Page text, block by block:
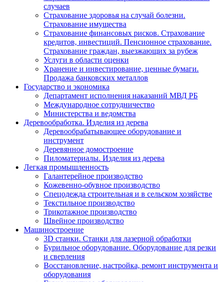
случаев
Страхование здоровья на случай болезни.
Страхование имущества
Страхование финансовых рисков. Страхование
кредитов, инвестиций. Пенсионное страхование.
Страхование граждан, выезжающих за рубеж
Услуги в области оценки
Хранение и инвестирование, ценные бумаги.
Продажа банковских металлов
Государство и экономика
Департамент исполнения наказаний МВД РБ
Международное сотрудничество
Министерства и ведомства
Деревообработка. Изделия из дерева
Деревообрабатывающее оборудование и
инструмент
Деревянное домостроение
Пиломатериалы. Изделия из дерева
Легкая промышленность
Галантерейное производство
Кожевенно-обувное производство
Спецодежда строительная и в сельском хозяйстве
Текстильное производство
Трикотажное производство
Швейное производство
Машиностроение
3D станки. Станки для лазерной обработки
Бурильное оборудование. Оборудование для резки
и сверления
Восстановление, настройка, ремонт инструмента и
оборудования